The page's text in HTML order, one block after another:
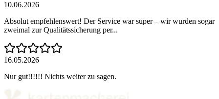
10.06.2026
Absolut empfehlenswert! Der Service war super – wir wurden sogar
zweimal zur Qualitätssicherung per...
16.05.2026
Nur gut!!!!!! Nichts weiter zu sagen.